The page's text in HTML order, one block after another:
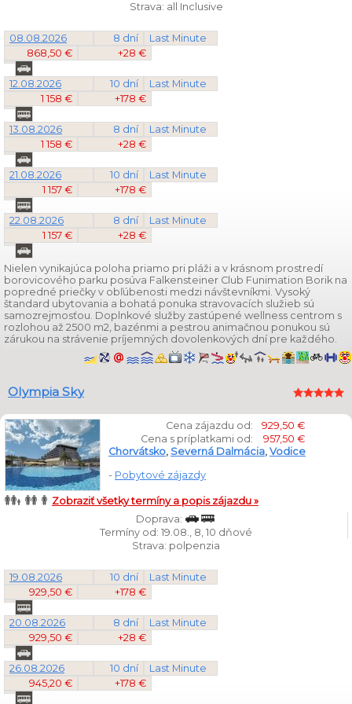
Strava: all Inclusive
08.08.2026 8 dní
Last Minute
868,50 €
+28 €
12.08.2026 10 dní
Last Minute
1 158 €
+178 €
13.08.2026 8 dní
Last Minute
1 158 €
+28 €
21.08.2026 10 dní
Last Minute
1 157 €
+178 €
22.08.2026 8 dní
Last Minute
1 157 €
+28 €
Nielen vynikajúca poloha priamo pri pláži a v krásnom prostredí
borovicového parku posúva Falkensteiner Club Funimation Borik na
popredné priečky v obľúbenosti medzi návštevníkmi. Vysoký
štandard ubytovania a bohatá ponuka stravovacích služieb sú
samozrejmosťou. Doplnkové služby zastúpené wellness centrom s
rozlohou až 2500 m2, bazénmi a pestrou animačnou ponukou sú
zárukou na strávenie príjemných dovolenkových dní pre každého.
Olympia Sky
Cena zájazdu od:
929,50 €
Cena s príplatkami od:
957,50 €
Chorvátsko, Severná Dalmácia, Vodice
- Pobytové zájazdy
Zobraziť všetky termíny a popis zájazdu »
Doprava:
Termíny od: 19.08., 8, 10 dňové
Strava: polpenzia
19.08.2026 10 dní
Last Minute
929,50 €
+178 €
20.08.2026 8 dní
Last Minute
929,50 €
+28 €
26.08.2026 10 dní
Last Minute
945,20 €
+178 €